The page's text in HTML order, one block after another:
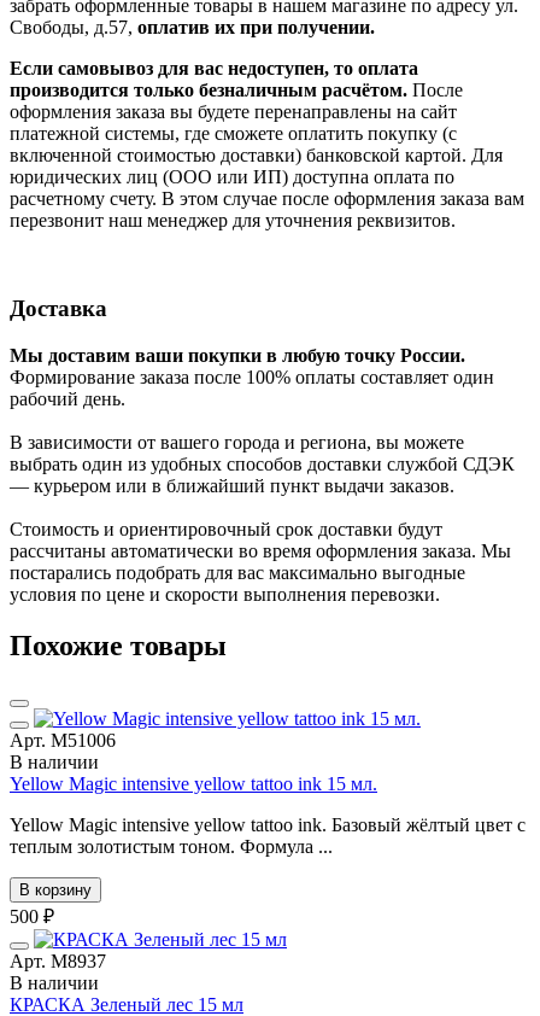
забрать оформленные товары в нашем магазине по адресу ул.
Свободы, д.57, оплатив их при получении.
Если самовывоз для вас недоступен, то оплата
производится только безналичным расчётом. После
оформления заказа вы будете перенаправлены на сайт
платежной системы, где сможете оплатить покупку (с
включенной стоимостью доставки) банковской картой. Для
юридических лиц (ООО или ИП) доступна оплата по
расчетному счету. В этом случае после оформления заказа вам
перезвонит наш менеджер для уточнения реквизитов.
Доставка
Мы доставим ваши покупки в любую точку России.
Формирование заказа после 100% оплаты составляет один
рабочий день.
В зависимости от вашего города и региона, вы можете
выбрать один из удобных способов доставки службой СДЭК
— курьером или в ближайший пункт выдачи заказов.
Стоимость и ориентировочный срок доставки будут
рассчитаны автоматически во время оформления заказа. Мы
постарались подобрать для вас максимально выгодные
условия по цене и скорости выполнения перевозки.
Похожие товары
Арт. М51006
В наличии
Yellow Magic intensive yellow tattoo ink 15 мл.
Yellow Magic intensive yellow tattoo ink. Базовый жёлтый цвет с
теплым золотистым тоном. Формула ...
В корзину
500 ₽
Арт. М8937
В наличии
КРАСКА Зеленый лес 15 мл